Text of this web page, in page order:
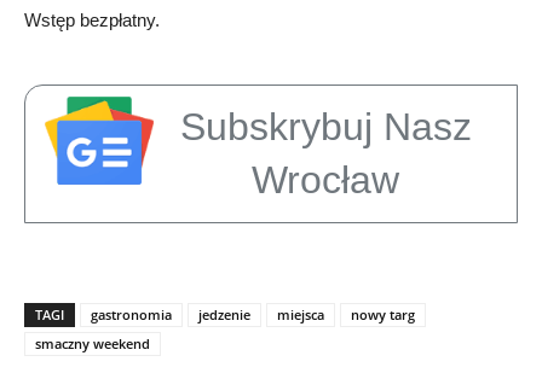
Wstęp bezpłatny.
Subskrybuj Nasz
Wrocław
TAGI gastronomia jedzenie miejsca
nowy targ
smaczny weekend